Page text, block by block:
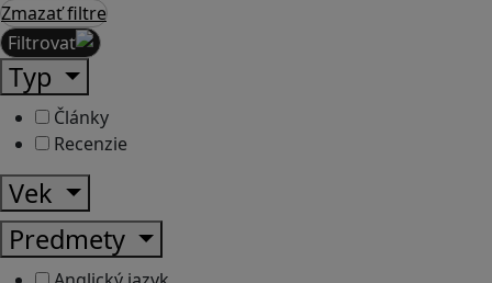
Zmazať filtre
Filtrovať
Typ
Články
Recenzie
Vek
Predmety